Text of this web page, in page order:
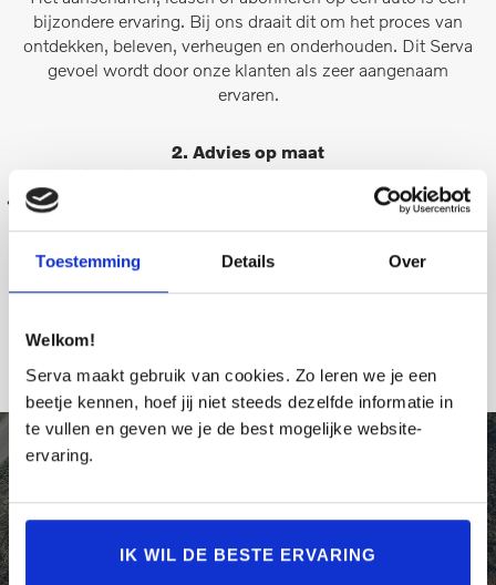
Toestemming Details Over
Welkom!
Serva maakt gebruik van cookies. Zo leren we je een
beetje kennen, hoef jij niet steeds dezelfde informatie in
te vullen en geven we je de best mogelijke website-
ervaring.
IK WIL DE BESTE ERVARING
bijzondere ervaring. Bij ons draait dit om het proces van
ontdekken, beleven, verheugen en onderhouden. Dit Serva
gevoel wordt door onze klanten als zeer aangenaam
ervaren.
2. Advies op maat
luisteren altijd eerst naar uw behoeftes.
Klantbeoordelingen